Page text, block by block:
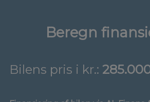
Beregn
Bilens pris i kr.: